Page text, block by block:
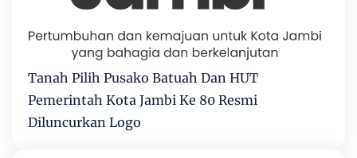
Tanah Pilih Pusako Batuah Dan HUT
Pemerintah Kota Jambi Ke 80 Resmi
Diluncurkan Logo